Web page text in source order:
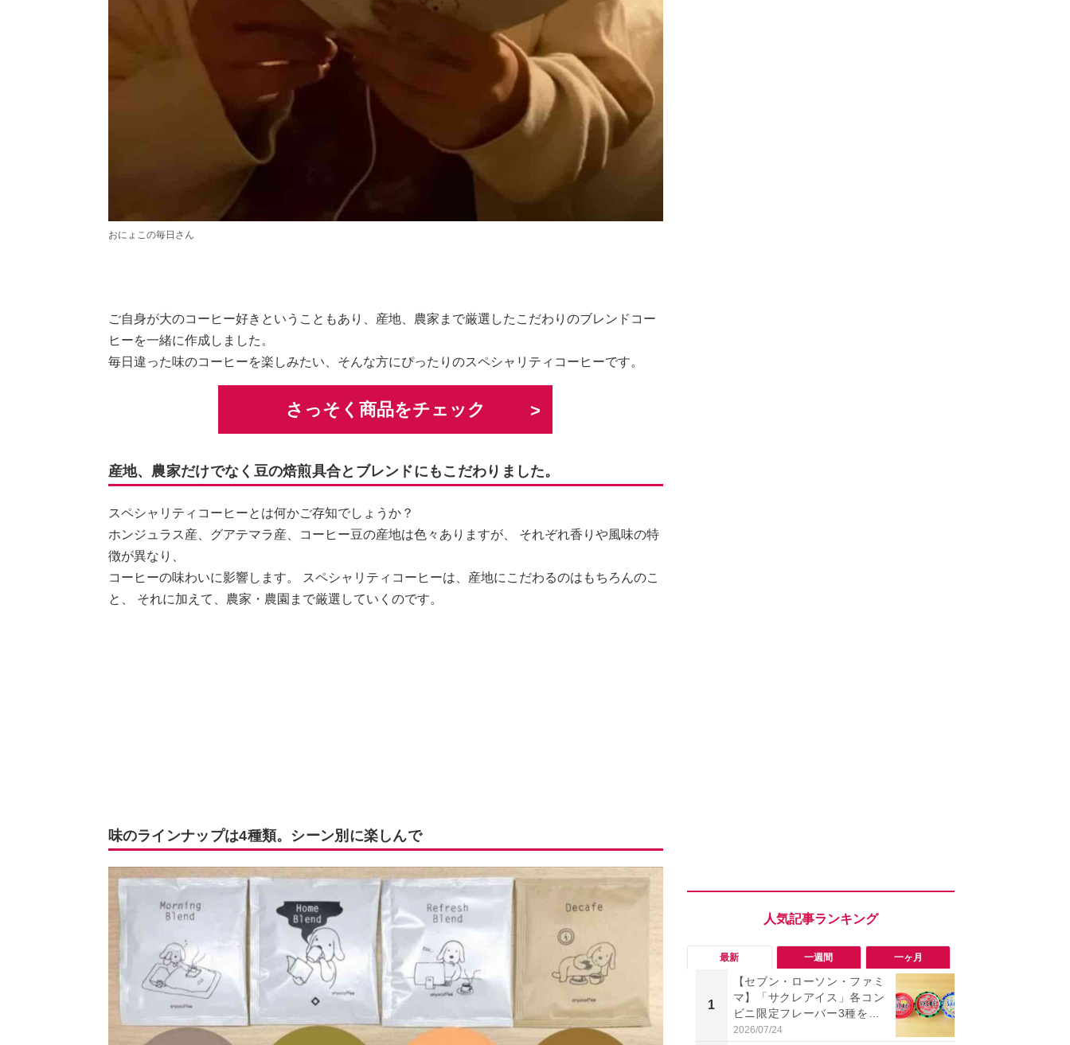
おにょこの毎日さん
ご自身が大のコーヒー好きということもあり、産地、農家まで厳選したこだわりのブレンドコー
ヒーを一緒に作成しました。
毎日違った味のコーヒーを楽しみたい、そんな方にぴったりのスペシャリティコーヒーです。
さっそく商品をチェック
産地、農家だけでなく豆の焙煎具合とブレンドにもこだわりました。
スペシャリティコーヒーとは何かご存知でしょうか？
ホンジュラス産、グアテマラ産、コーヒー豆の産地は色々ありますが、 それぞれ香りや風味の特
徴が異なり、
コーヒーの味わいに影響します。 スペシャリティコーヒーは、産地にこだわるのはもちろんのこ
と、 それに加えて、農家・農園まで厳選していくのです。
味のラインナップは4種類。シーン別に楽しんで
最新 一週間 一ヶ月
1
【セブン・ローソン・ファミ
マ】「サクレアイス」各コン
ビニ限定フレーバー3種を食
べ比べ！今夏買うべきは？
2026/07/24